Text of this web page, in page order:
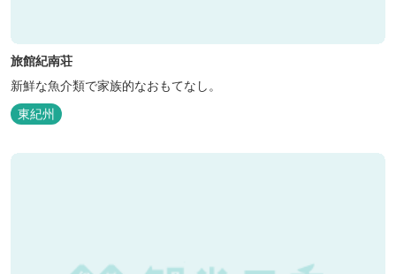
旅館紀南荘
新鮮な魚介類で家族的なおもてなし。
東紀州